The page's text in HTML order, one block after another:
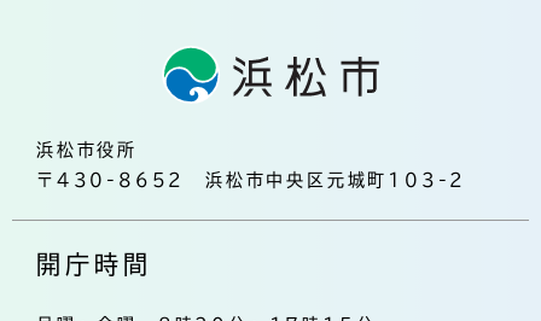
浜松市役所
〒430-8652 浜松市中央区元城町103-2
開庁時間